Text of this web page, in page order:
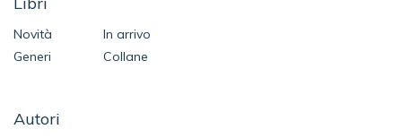
Novità
In arrivo
Generi
Collane
Autori